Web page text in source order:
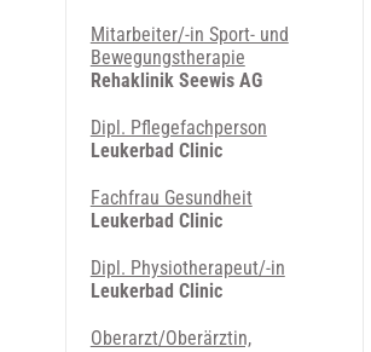
Mitarbeiter/-in Sport- und
Bewegungstherapie
Rehaklinik Seewis AG
Dipl. Pflegefachperson
Leukerbad Clinic
Fachfrau Gesundheit
Leukerbad Clinic
Dipl. Physiotherapeut/-in
Leukerbad Clinic
Oberarzt/Oberärztin,